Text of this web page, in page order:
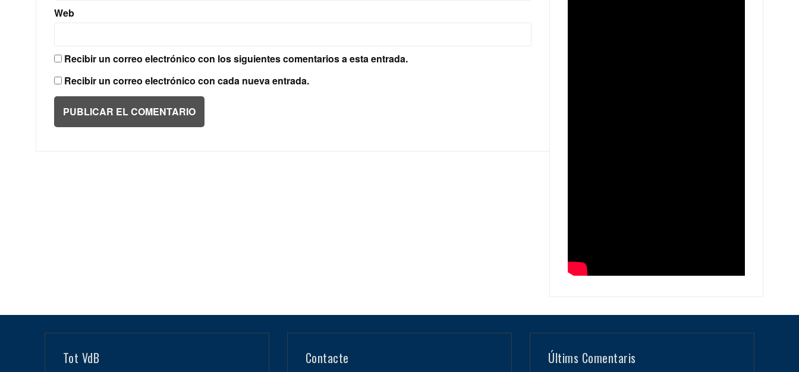
Web
Recibir un correo electrónico con los siguientes comentarios a esta entrada.
Recibir un correo electrónico con cada nueva entrada.
Tot VdB Contacte Últims Comentaris